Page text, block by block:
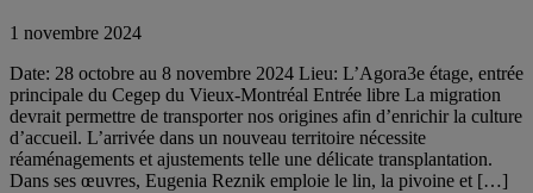
1 novembre 2024
Date: 28 octobre au 8 novembre 2024 Lieu: L’Agora3e étage, entrée
principale du Cegep du Vieux-Montréal Entrée libre La migration
devrait permettre de transporter nos origines afin d’enrichir la culture
d’accueil. L’arrivée dans un nouveau territoire nécessite
réaménagements et ajustements telle une délicate transplantation.
Dans ses œuvres, Eugenia Reznik emploie le lin, la pivoine et […]